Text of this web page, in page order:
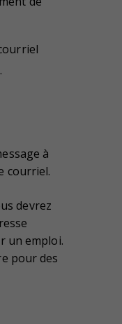
à
courriel.
devrez
un emploi.
pour des